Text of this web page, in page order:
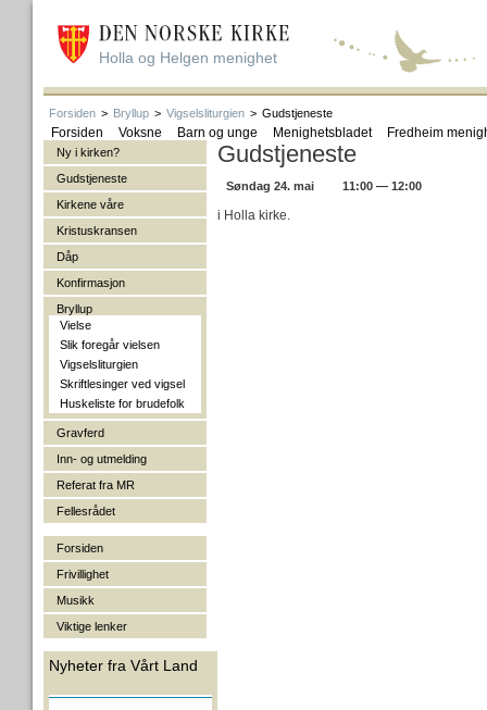
Holla og Helgen menighet
Forsiden > Bryllup > Vigselsliturgien > Gudstjeneste
Forsiden Voksne Barn og unge Menighetsbladet Fredheim
Ny i kirken?
Gudstjeneste
Kirkene våre
Kristuskransen
Dåp
Konfirmasjon
Bryllup
Vielse
Slik foregår vielsen
Vigselsliturgien
Skriftlesinger ved vigsel
Huskeliste for brudefolk
Gravferd
Inn- og utmelding
Referat fra MR
Fellesrådet
Forsiden
Frivillighet
Musikk
Viktige lenker
Nyheter fra Vårt Land
Gudstjeneste
Søndag 24. mai 11:00 — 12:00
i Holla kirke.